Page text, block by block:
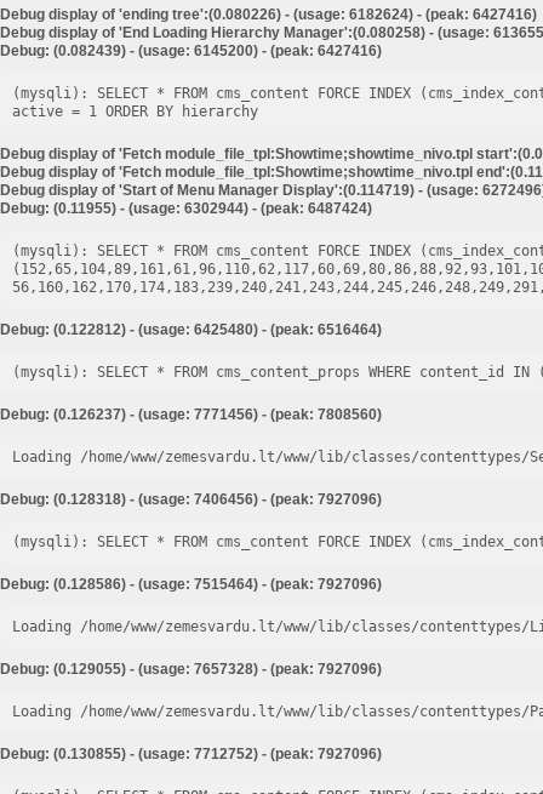
Debug display of 'ending tree':(0.080226) - (usage: 6182624) - (peak: 6427416)
Debug display of 'End Loading Hierarchy Manager':(0.080258) - (usage:
Debug: (0.082439) - (usage: 6145200) - (peak: 6427416)
(mysqli): SELECT * FROM cms_content FORCE INDEX
Debug display of 'Fetch module_file_tpl:Showtime;showtime_nivo.tpl
Debug display of 'Fetch module_file_tpl:Showtime;showtime_nivo.tpl
Debug display of 'Start of Menu Manager Display':(0.114719) - (usage:
Debug: (0.11955) - (usage: 6302944) - (peak: 6487424)
(mysqli): SELECT * FROM cms_content FORCE INDEX
Debug: (0.122812) - (usage: 6425480) - (peak: 6516464)
Debug: (0.126237) - (usage: 7771456) - (peak: 7808560)
Loading /home/www/zemesvardu.lt/www/lib/classes/
Debug: (0.128318) - (usage: 7406456) - (peak: 7927096)
Debug: (0.128586) - (usage: 7515464) - (peak: 7927096)
Loading /home/www/zemesvardu.lt/www/lib/classes/
Debug: (0.129055) - (usage: 7657328) - (peak: 7927096)
Loading /home/www/zemesvardu.lt/www/lib/classes/
Debug: (0.130855) - (usage: 7712752) - (peak: 7927096)